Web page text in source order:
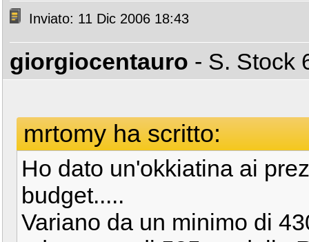
Inviato: 11 Dic 2006 18:43
giorgiocentauro - S. Stock
mrtomy ha scritto:
Ho dato un'okkiatina ai
budget.....
Variano da un minimo di